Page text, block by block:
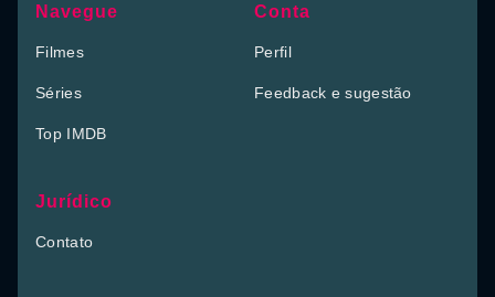
Navegue
Filmes
Séries
Top IMDB
Conta
Perfil
Feedback e sugestão
Jurídico
Contato